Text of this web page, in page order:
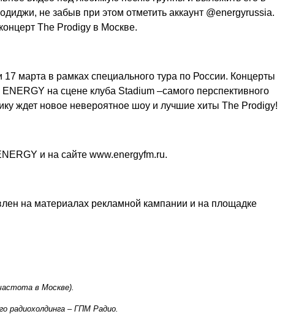
не забыв при этом отметить аккаунт @energyrussia.
The Prodigy в Москве.
17 марта в рамках специального тура по России. Концерты
на сцене клуба Stadium –самого перспективного
ждет новое невероятное шоу и лучшие хиты The Prodigy!
и на сайте www.energyfm.ru.
на материалах рекламной кампании и на площадке
в Москве).
радиохолдинга – ГПМ Радио.